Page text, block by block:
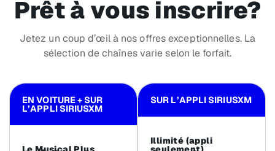
Prêt à vous inscrire?
Jetez un coup d’œil à nos offres exceptionnelles. La
sélection de chaînes varie selon le forfait.
EN VOITURE + SUR
L’APPLI SIRIUSXM
SUR L’APPLI SIRIUSXM
Illimité (appli